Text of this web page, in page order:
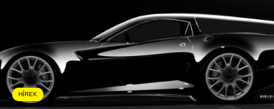
HÍREK